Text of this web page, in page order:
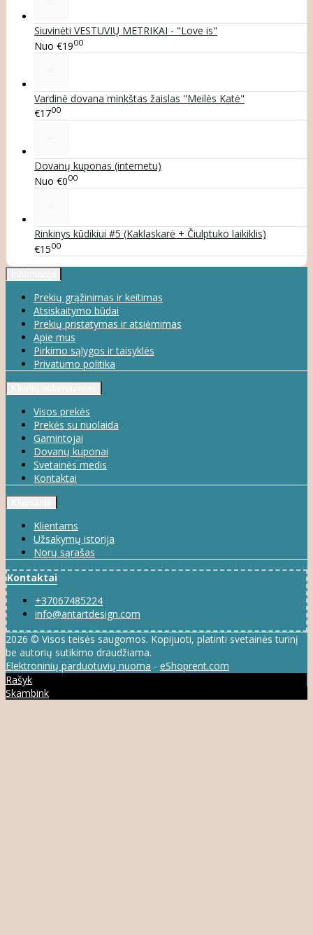
Siuvinėti VESTUVIŲ METRIKAI - "Love is"
Nuo €1900
Vardinė dovana minkštas žaislas "Meilės Katė"
€1700
Dovanų kuponas (internetu)
Nuo €000
Rinkinys kūdikiui #5 (Kaklaskarė + Čiulptuko laikiklis)
€1500
Prekių grąžinimas ir keitimas
Atsiskaitymo būdai
Prekių pristatymas ir atsiėmimas
Apie mus
Pirkimo sąlygos ir taisyklės
Privatumo politika
Visos prekės
Prekės su nuolaida
Gamintojai
Dovanų kuponai
Svetainės medis
Kontaktai
Klientams
Užsakymų istorija
Norų sąrašas
Kontaktai
+37067485224
info@antartdesign.com
2026 © Visos teisės saugomos. Kopijuoti, platinti svetainės turinį
be autorių sutikimo draudžiama.
Elektroninių parduotuvių nuoma - eShoprent.com
Rašyk
Skambink